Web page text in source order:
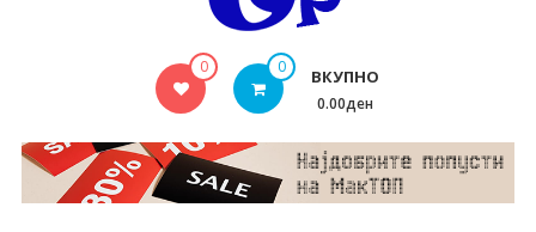
MAKTOP.MK
0 0 ВКУПНО
0.00ден